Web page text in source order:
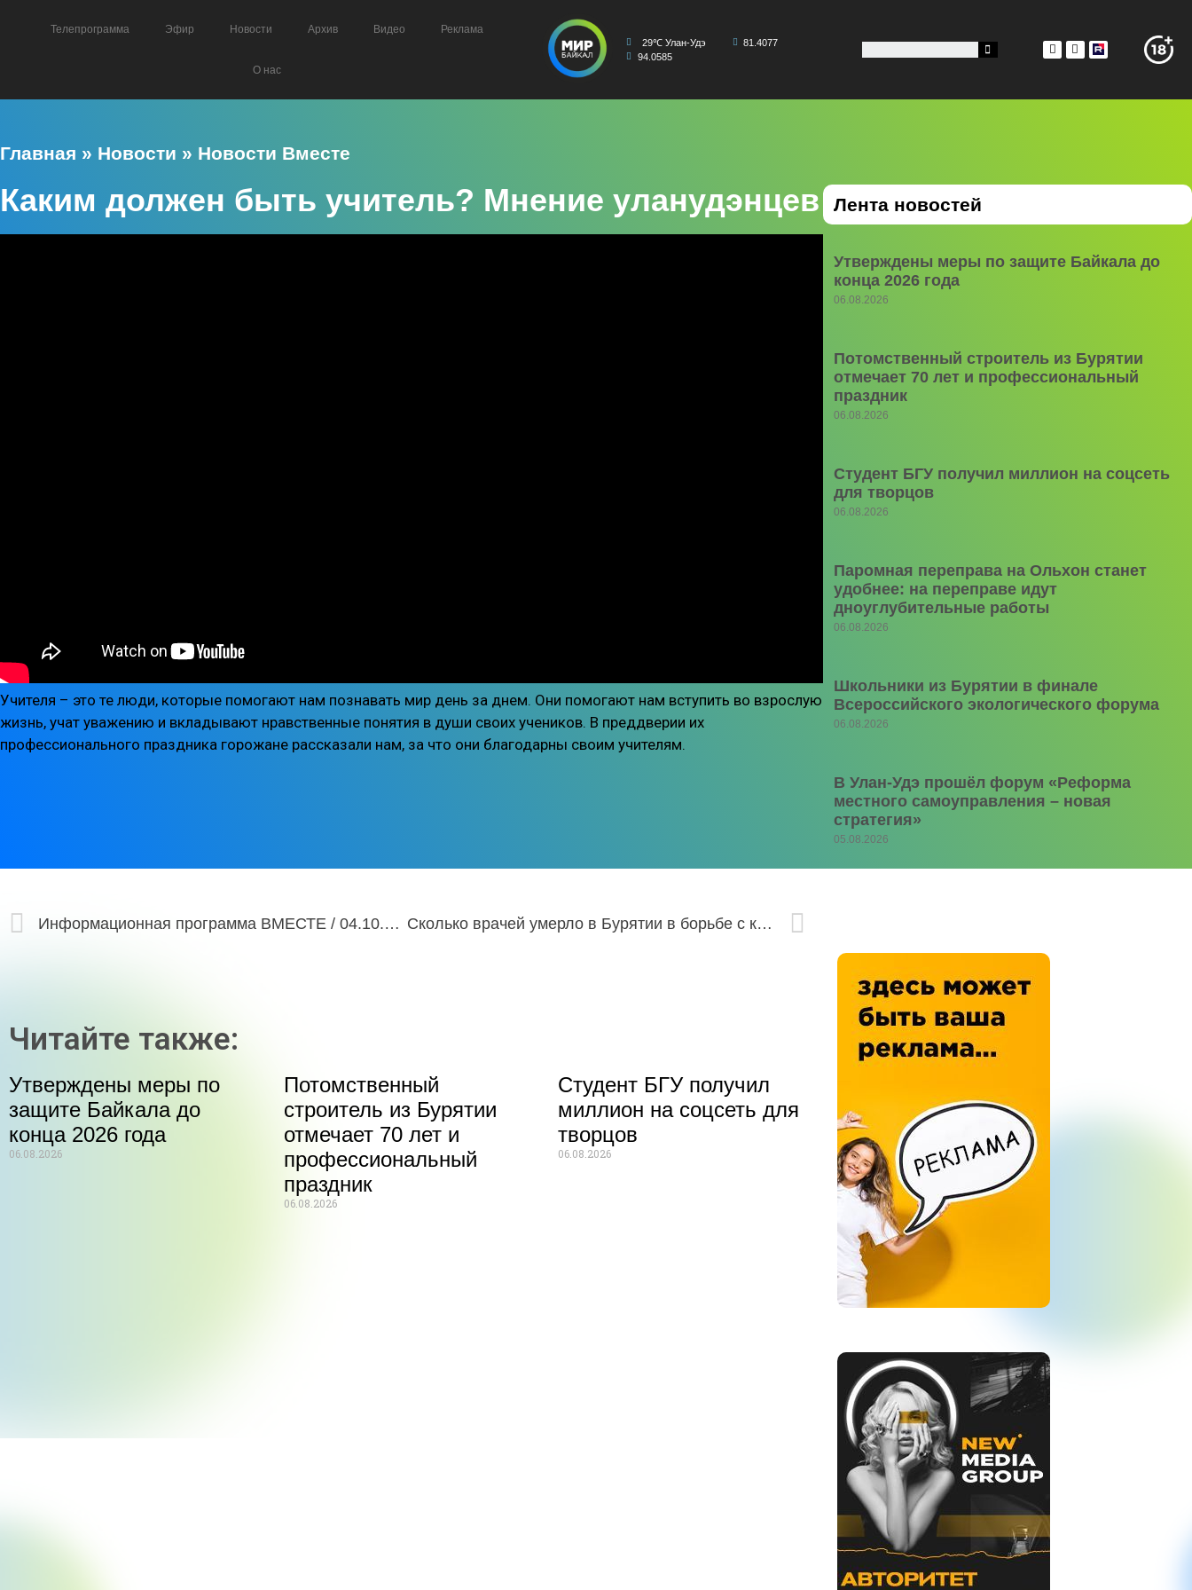
Телепрограмма Эфир Новости Архив Видео Реклама
О нас
29℃ Улан-Удэ
81.4077
94.0585
Главная » Новости » Новости Вместе
Каким должен быть учитель? Мнение уланудэнцев
Учителя – это те люди, которые помогают нам познавать мир день за днем. Они помогают нам вступить во взрослую
жизнь, учат уважению и вкладывают нравственные понятия в души своих учеников. В преддверии их
профессионального праздника горожане рассказали нам, за что они благодарны своим учителям.
Лента новостей
Утверждены меры по защите Байкала до
конца 2026 года
06.08.2026
Потомственный строитель из Бурятии
отмечает 70 лет и профессиональный
праздник
06.08.2026
Студент БГУ получил миллион на соцсеть
для творцов
06.08.2026
Паромная переправа на Ольхон станет
удобнее: на переправе идут
дноуглубительные работы
06.08.2026
Школьники из Бурятии в финале
Всероссийского экологического форума
06.08.2026
В Улан-Удэ прошёл форум «Реформа
местного самоуправления – новая
стратегия»
05.08.2026
Информационная программа ВМЕСТЕ / 04.10.2022 Сколько врачей умерло в Бурятии в борьбе с коронавирусом
Читайте также:
Утверждены меры по
защите Байкала до
конца 2026 года
06.08.2026
Потомственный
строитель из Бурятии
отмечает 70 лет и
профессиональный
праздник
06.08.2026
Студент БГУ получил
миллион на соцсеть для
творцов
06.08.2026